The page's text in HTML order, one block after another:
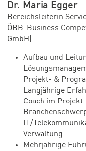
Dr. Maria Egger
Bereichsleiterin
ÖBB-Business
GmbH)
Aufbau und
Projekt- &
Langjährige
Coach im
IT/
Verwaltung
Mehrjährige